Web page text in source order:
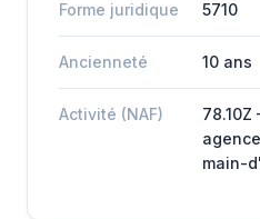
Forme juridique 5710
Ancienneté 10 ans
Activité (NAF)
main-